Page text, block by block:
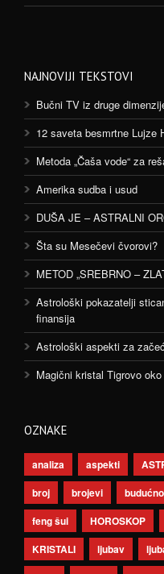
NAJNOVIJI TEKSTOVI
Bučni TV iz druge
12 saveta besmrtne Lujze
Metoda „Čaša vode“ za
Amerika sudba i usud
DUŠA JE – ASTRALNI
Šta su Mesečevi čvorovi?
METOD „SREBRNO –
Astrološki pokazatelji
finansija
Astrološki aspekti za
Magični kristal Tigrovo oko
OZNAKE
analiza aspekti
broj
brojevi
feng šui
HOROSKOP
KRISTALI
ljubav